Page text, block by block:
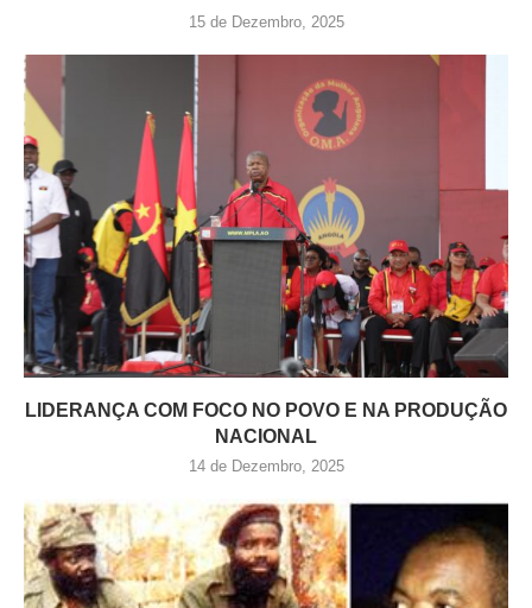
15 de Dezembro, 2025
LIDERANÇA COM FOCO NO POVO E NA PRODUÇÃO
NACIONAL
14 de Dezembro, 2025